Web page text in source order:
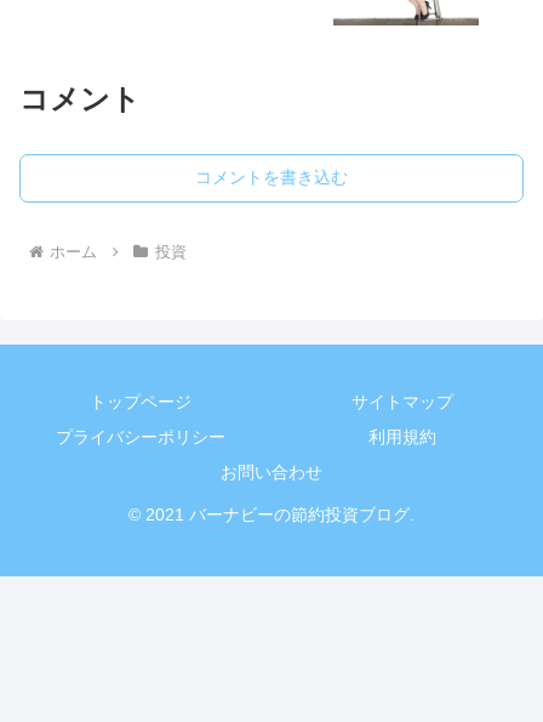
コメント
コメントを書き込む
ホーム 投資
トップページ
サイトマップ
プライバシーポリシー
利用規約
お問い合わせ
© 2021 バーナビーの節約投資ブログ.